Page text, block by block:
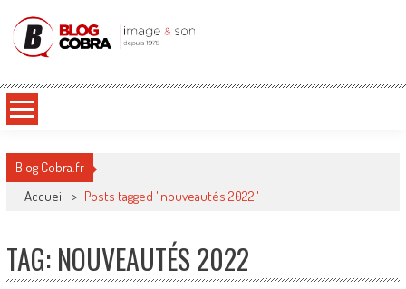
Blog Cobra
Blog Cobra.fr
Accueil > Posts tagged "nouveautés 2022"
TAG: NOUVEAUTÉS 2022